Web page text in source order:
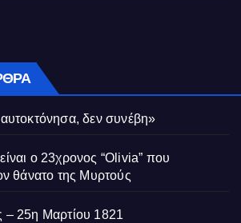
αυτοκτόνησα, δεν συνέβη»
ο 23χρονος “Olivia” που
θάνατο της Μυρτούς
– 25η Μαρτίου 1821